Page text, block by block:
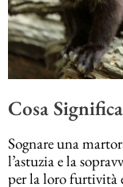
Cosa
Sognare una
l’astuzia e la
per la loro furtività